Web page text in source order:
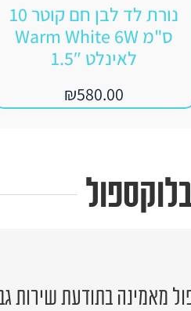
נורת לד לבן חם קוטר 10
ס"מ Warm White 6W
לאינלט ‎1.5″‎
₪580.00
מאמינה בתודעת שירות